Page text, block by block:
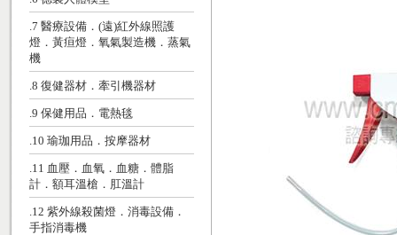
.7 醫療設備．(遠)紅外線照護
燈．黃疸燈．氧氣製造機．蒸氣
機
.8 復健器材．牽引機器材
.9 保健用品．電熱毯
.10 瑜珈用品．按摩器材
.11 血壓．血氧．血糖．體脂
計．額耳溫槍．肛溫計
.12 紫外線殺菌燈．消毒設備．
手指消毒機